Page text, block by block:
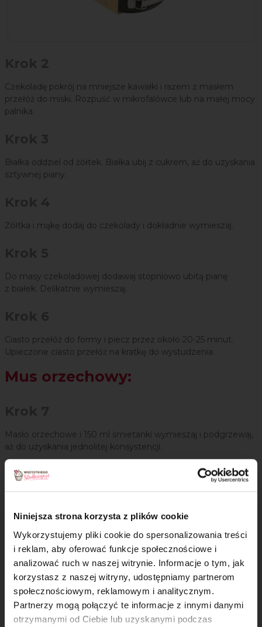
Niniejsza strona korzysta z plików cookie
Wykorzystujemy pliki cookie do spersonalizowania treści
i reklam, aby oferować funkcje społecznościowe i
analizować ruch w naszej witrynie. Informacje o tym, jak
korzystasz z naszej witryny, udostępniamy partnerom
społecznościowym, reklamowym i analitycznym.
Partnerzy mogą połączyć te informacje z innymi danymi
otrzymanymi od Ciebie lub uzyskanymi podczas
Czekoladę pokrój na mniejsze kawałki i razem z masłem
przełóż do miski. Rozpuść w mikrofalówce lub na małej mocy
palnika.
Białka oddziel od żółtek. Białka ubij z cukrem, aż do uzyskania
sztywnej piany.
Żółtka i mąkę dodaj do czekolady i dokładnie wymieszaj.
Do masy czekoladowej dodawaj stopniowo ubitą pianę
z białek. Delikatnie wymieszaj.
Ciasto przełóż do formy i piecz przez około 20-25 minut.
Upieczone ciasto przełóż na kratkę do wystudzenia.
Mus orzechowy:
Masło orzechowe i 150 ml śmietanki wymieszaj i podgrzewaj,
aż do uzyskania jednolitej konsystencji.
Krok 8
Krok 9
Dodaj ją do masy z masłem orzechowym i dokładnie
wymieszaj. Odstaw do wystudzenia.
Krok 10
Resztę śmietanki ubij z cukrem pudrem. Śmietankę dodawaj
stopniowo do masła orzechowego i delikatnie mieszaj.
×